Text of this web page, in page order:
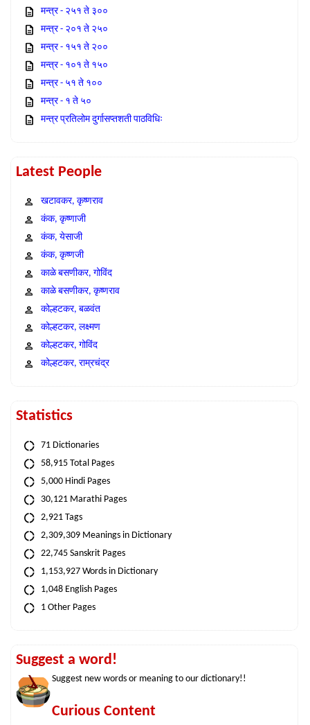
मन्त्र - २५१ ते ३००
मन्त्र - २०१ ते २५०
मन्त्र - १५१ ते २००
मन्त्र - १०१ ते १५०
मन्त्र - ५१ ते १००
मन्त्र - १ ते ५०
मन्त्र प्रतिलोम दुर्गासप्तशती पाठविधिः
Latest People
खटावकर, कृष्णराव
कंक, कृष्णाजी
कंक, येसाजी
कंक, कृष्णजी
काळे बसणीकर, गोविंद
काळे बसणीकर, कृष्णराव
कोल्हटकर, बळवंत
कोल्हटकर, लक्ष्मण
कोल्हटकर, गोविंद
कोल्हटकर, राम्रचंद्र
Statistics
71 Dictionaries
58,915 Total Pages
5,000 Hindi Pages
30,121 Marathi Pages
2,921 Tags
2,309,309 Meanings in Dictionary
22,745 Sanskrit Pages
1,153,927 Words in Dictionary
1,048 English Pages
1 Other Pages
Suggest a word!
Suggest new words or meaning to our dictionary!!
Curious Content